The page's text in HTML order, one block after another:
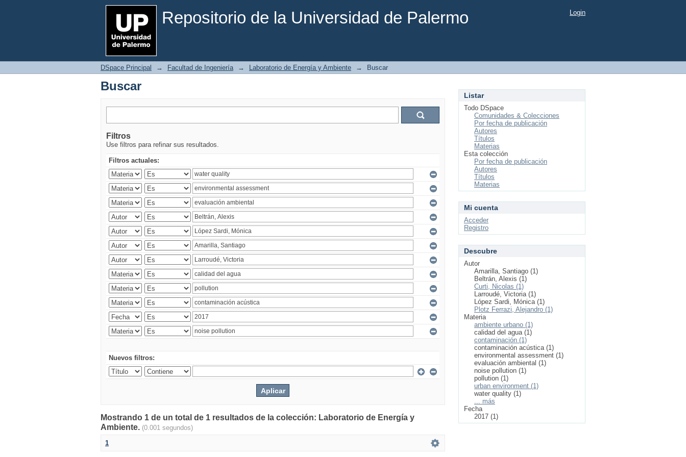
Repositorio de la Universidad de Palermo
Buscar Login
DSpace Principal → Facultad de Ingeniería → Laboratorio de Energía y Ambiente → Buscar
Buscar
Filtros
Use filtros para refinar sus resultados.
Filtros actuales:
Nuevos filtros:
Mostrando 1 de un total de 1 resultados de la colección: Laboratorio de Energía y
Ambiente. (0.001 segundos)
1
Listar
Todo DSpace
Comunidades & Colecciones
Por fecha de publicación
Autores
Títulos
Materias
Esta colección
Por fecha de publicación
Autores
Títulos
Materias
Mi cuenta
Acceder
Registro
Descubre
Autor
Amarilla, Santiago (1)
Beltrán, Alexis (1)
Curti, Nicolas (1)
Larroudé, Victoria (1)
López Sardi, Mónica (1)
Plotz Ferrazi, Alejandro (1)
Materia
ambiente urbano (1)
calidad del agua (1)
contaminación (1)
contaminación acústica (1)
environmental assessment (1)
evaluación ambiental (1)
noise pollution (1)
pollution (1)
urban environment (1)
water quality (1)
... más
Fecha
2017 (1)